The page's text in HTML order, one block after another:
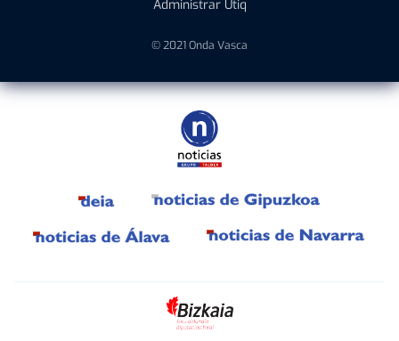
Administrar Utiq
© 2021 Onda Vasca